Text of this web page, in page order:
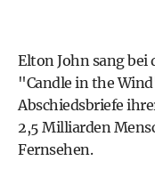
Elton John sang bei
"Candle in the
Abschiedsbriefe
2,5 Milliarden
Fernsehen.